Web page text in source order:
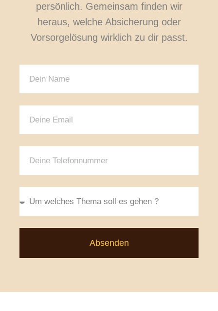
persönlich. Gemeinsam finden wir
heraus, welche Absicherung oder
Vorsorgelösung wirklich zu dir passt.
Absenden